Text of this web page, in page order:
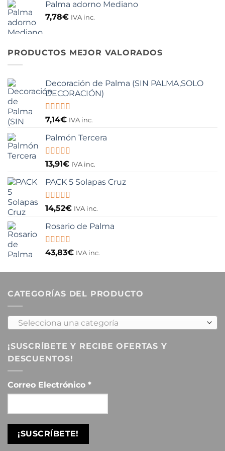
original
era:
actual
Palma adorno Mediano
7,78€ IVA inc.
PRODUCTOS MEJOR VALORADOS
Decoración de Palma (SIN PALMA,SOLO
DECORACIÓN)
Valorado
con
5
7,14€ IVA inc.
Palmón Tercera
Valorado
con
5
13,91€ IVA inc.
PACK 5 Solapas Cruz
Valorado
con
5
14,52€ IVA inc.
Rosario de Palma
Valorado
con
43,83€ IVA inc.
CATEGORÍAS DEL PRODUCTO
Selecciona una categoría
¡SUSCRÍBETE Y RECIBE OFERTAS Y
DESCUENTOS!
Correo Electrónico *